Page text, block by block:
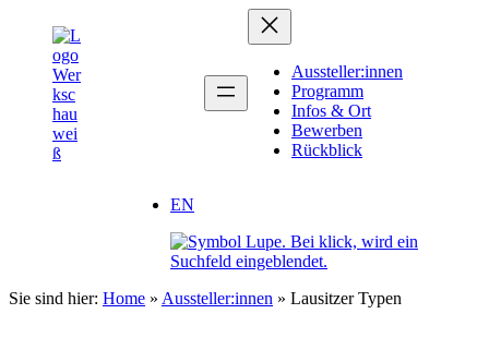
springen
Aussteller:innen
Programm
Infos & Ort
Bewerben
Rückblick
EN
Sie sind hier: Home » Aussteller:innen » Lausitzer Typen